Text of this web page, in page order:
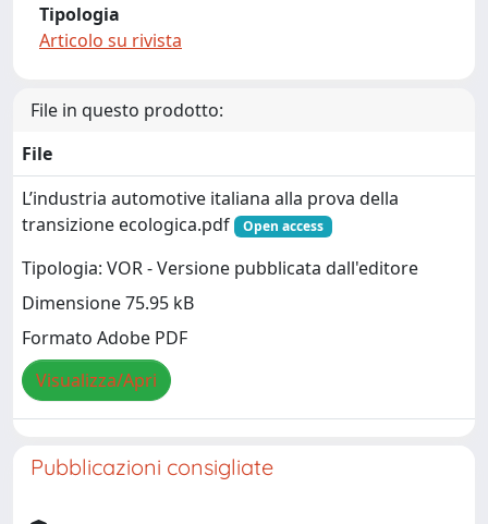
Tipologia
Articolo su rivista
File in questo prodotto:
File
L’industria automotive italiana alla prova della
transizione ecologica.pdf
Open access
Tipologia: VOR - Versione pubblicata dall'editore
Dimensione 75.95 kB
Formato Adobe PDF
Visualizza/Apri
Pubblicazioni consigliate